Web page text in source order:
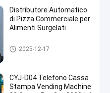
Distributore Automatico
di Pizza Commerciale per
Alimenti Surgelati
Distributore automatico della
pizza
2025-12-17
CYJ-D04 Telefono Cassa
Stampa Vending Machine